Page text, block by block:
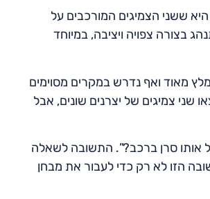
ששני הצמיגים המורכבים על
בצורה צפויה ויציבה, במיוחד
מאוד ואף נדרש במקרים מסוימים
שני צמיגים של יצרנים שונים, אבל
אותו סרן ברכב?”. התשובה לשאלה
הזו לא רק כדי לעבור את מבחן